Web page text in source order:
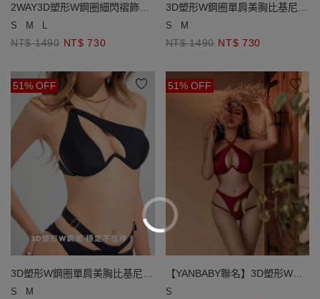
2WAY3D塑形W鋼圈細閃褶飾比
基尼
S M L
NT$ 1490 NT$ 730
3D塑形W鋼圈單肩美胸比基尼
(厚杯款)
S M
NT$ 1490 NT$ 730
51% OFF
3D塑形W鋼圈單肩美胸比基尼
(厚杯款)
S M
51% OFF
【YANBABY聯名】3D塑形W鋼
圈繞頸比基尼
S